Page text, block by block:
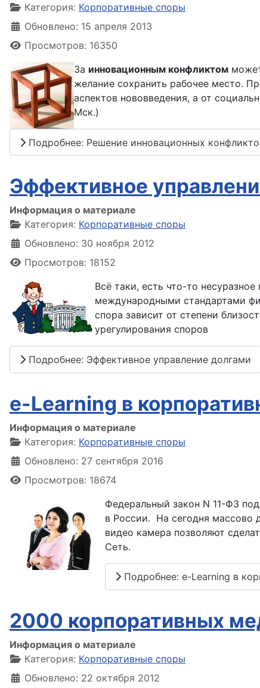
Категория: Корпоративные споры
Обновлено: 15 апреля 2013
Просмотров: 16350
За инновационным конфликтом
желание сохранить рабочее место.
аспектов нововведения, а от
Мск.)
Подробнее: Решение инновационных
Эффективное
Информация о материале
Категория: Корпоративные споры
Обновлено: 30 ноября 2012
Просмотров: 18152
Всё таки, есть что-то
международными стандартами
спора зависит от степени
урегулирования споров
Подробнее: Эффективное управление долгами
e-Learning в
Информация о материале
Категория: Корпоративные споры
Обновлено: 27 сентября 2016
Просмотров: 18674
Федеральный закон N 11-ФЗ
в России. На сегодня массово
видео камера позволяют
Сеть.
Подробнее: e-Learning в
2000 корпоративных
Информация о материале
Категория: Корпоративные споры
Обновлено: 22 октября 2012